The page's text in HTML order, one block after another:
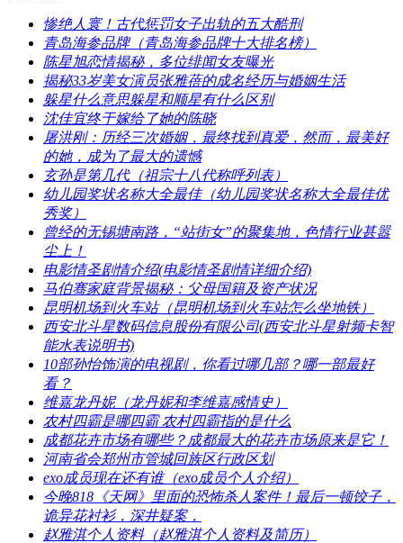
​惨绝人寰！古代惩罚女子出轨的五大酷刑
​青岛海参品牌（青岛海参品牌十大排名榜）
​陈星旭恋情揭秘，多位绯闻女友曝光
​揭秘33岁美女演员张雅蓓的成名经历与婚姻生活
​躲星什么意思躲星和顺星有什么区别
​沈佳宜终于嫁给了她的陈晓
​屠洪刚：历经三次婚姻，最终找到真爱，然而，最美好
的她，成为了最大的遗憾
​玄孙是第几代（祖宗十八代称呼列表）
​幼儿园奖状名称大全最佳（幼儿园奖状名称大全最佳优
秀奖）
​曾经的无锡塘南路，“站街女”的聚集地，色情行业甚嚣
尘上！
​电影情圣剧情介绍(电影情圣剧情详细介绍)
​马伯骞家庭背景揭秘：父母国籍及资产状况
​昆明机场到火车站（昆明机场到火车站怎么坐地铁）
​西安北斗星数码信息股份有限公司(西安北斗星射频卡智
能水表说明书)
​10部孙怡饰演的电视剧，你看过哪几部？哪一部最好
看？
​维嘉龙丹妮（龙丹妮和李维嘉感情史）
​农村四霸是哪四霸 农村四霸指的是什么
​成都花卉市场有哪些？成都最大的花卉市场原来是它！
​河南省会郑州市管城回族区行政区划
​exo成员现在还有谁（exo成员个人介绍）
​今晚818《天网》里面的恐怖杀人案件！最后一顿饺子，
诡异花衬衫，深井疑案，
​赵雅淇个人资料（赵雅淇个人资料及简历）